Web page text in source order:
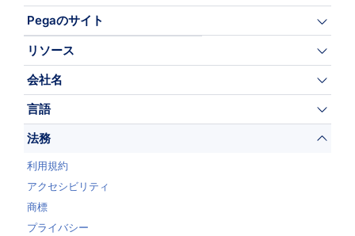
Pegaのサイト
リソース
会社名
言語
法務
利用規約
アクセシビリティ
商標
プライバシー